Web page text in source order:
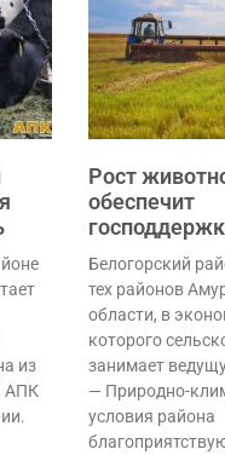
из
АПК
Рост
обеспечит
Белогорский
тех районов
области, в
которого
занимает
— Природно-
условия района